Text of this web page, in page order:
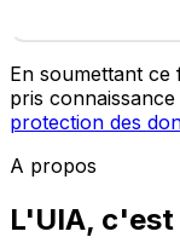
En soumettant
pris
protection des
A propos
L'UIA, c'est